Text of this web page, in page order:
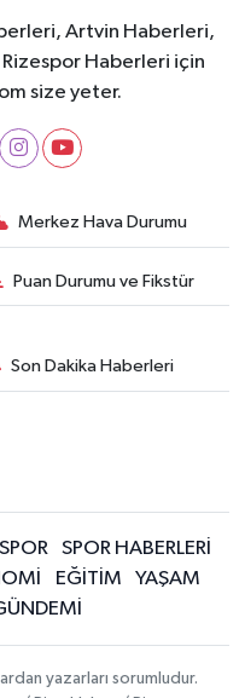
Artvin Haberleri,
Haberleri için
size yeter.
Merkez Hava Durumu
Puan Durumu ve Fikstür
Son Dakika Haberleri
SPOR HABERLERİ
EĞİTİM
YAŞAM
yazarları sorumludur.